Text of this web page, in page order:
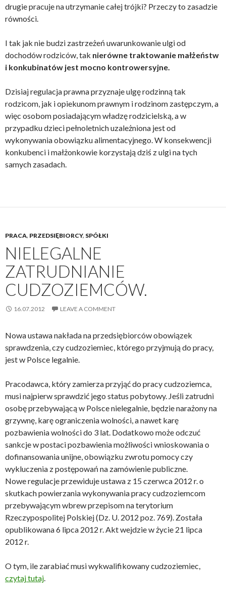
drugie pracuje na utrzymanie całej trójki? Przeczy to zasadzie
równości.
I tak jak nie budzi zastrzeżeń uwarunkowanie ulgi od
dochodów rodziców, tak nierówne traktowanie małżeństw
i konkubinatów jest mocno kontrowersyjne.
Dzisiaj regulacja prawna przyznaje ulgę rodzinną tak
rodzicom, jak i opiekunom prawnym i rodzinom zastępczym, a
więc osobom posiadającym władzę rodzicielską, a w
przypadku dzieci pełnoletnich uzależniona jest od
wykonywania obowiązku alimentacyjnego. W konsekwencji
konkubenci i małżonkowie korzystają dziś z ulgi na tych
samych zasadach.
PRACA, PRZEDSIĘBIORCY, SPÓŁKI
NIELEGALNE
ZATRUDNIANIE
CUDZOZIEMCÓW.
16.07.2012 LEAVE A COMMENT
Nowa ustawa nakłada na przedsiębiorców obowiązek
sprawdzenia, czy cudzoziemiec, którego przyjmują do pracy,
jest w Polsce legalnie.
Pracodawca, który zamierza przyjąć do pracy cudzoziemca,
musi najpierw sprawdzić jego status pobytowy. Jeśli zatrudni
osobę przebywającą w Polsce nielegalnie, będzie narażony na
grzywnę, karę ograniczenia wolności, a nawet karę
pozbawienia wolności do 3 lat. Dodatkowo może odczuć
sankcje w postaci pozbawienia możliwości wnioskowania o
dofi­nan­sowania unijne, obowiązku zwrotu pomocy czy
wykluczenia z postępowań na za­mówie­nie publiczne.
Nowe regulacje przewiduje ustawa z 15 czerwca 2012 r. o
skutkach powierzania wykonywania pracy cudzoziemcom
przebywającym wbrew przepisom na terytorium
Rzeczypospolitej Polskiej (Dz. U. 2012 poz. 769). Została
opublikowana 6 lipca 2012 r. Akt wejdzie w życie 21 lipca
2012 r.
O tym, ile zarabiać musi wykwalifikowany cudzoziemiec,
czytaj tutaj.